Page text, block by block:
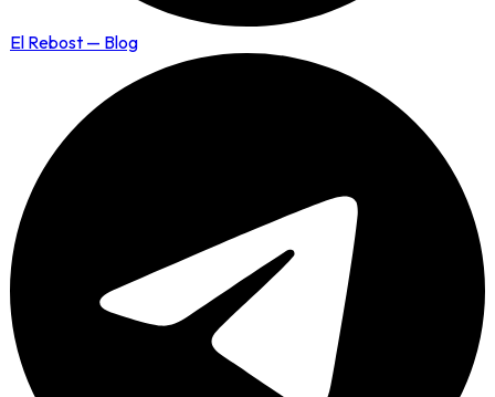
El Rebost — Blog